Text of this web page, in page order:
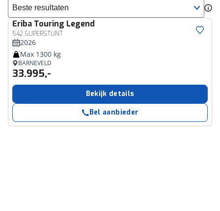
Sorteer resultaten
Eriba Touring Legend
542 SUPERSTUNT
2026
Max 1300 kg
BARNEVELD
33.995,-
Bekijk details
Bel aanbieder